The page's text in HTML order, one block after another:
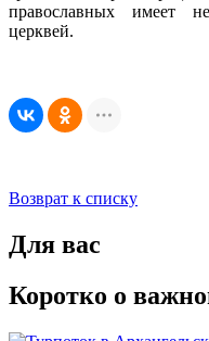
православных имеет
церквей.
Возврат к списку
Для вас
Коротко о